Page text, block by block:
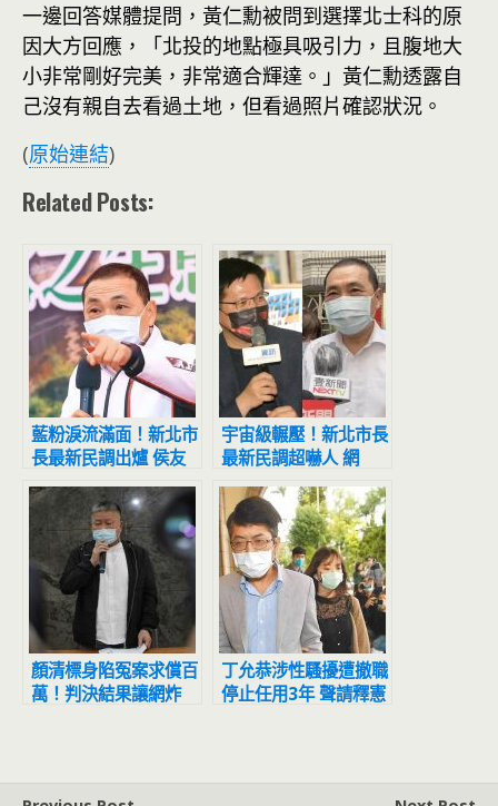
一邊回答媒體提問，黃仁勳被問到選擇北士科的原
因大方回應，「北投的地點極具吸引力，且腹地大
小非常剛好完美，非常適合輝達。」黃仁勳透露自
己沒有親自去看過土地，但看過照片確認狀況。
(原始連結)
Related Posts:
藍粉淚流滿面！新北市
長最新民調出爐 侯友
宜超震撼
宇宙級輾壓！新北市長
最新民調超嚇人 網
驚：滅亡計畫開始
顏清標身陷冤案求償百
萬！判決結果讓網炸
丁允恭涉性騷擾遭撤職
停止任用3年 聲請釋憲